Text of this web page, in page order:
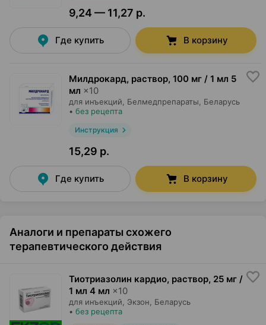
9,24 — 11,27 р.
Где купить В корзину
Милдрокард, раствор, 100 мг / 1 мл 5
мл ×10
для инъекций, Белмедпрепараты , Беларусь
• без рецепта
Инструкция
15,29 р.
Где купить В корзину
Аналоги и препараты схожего
терапевтического действия
Тиотриазолин кардио, раствор, 25 мг /
1 мл 4 мл ×10
для инъекций, Экзон , Беларусь
• без рецепта